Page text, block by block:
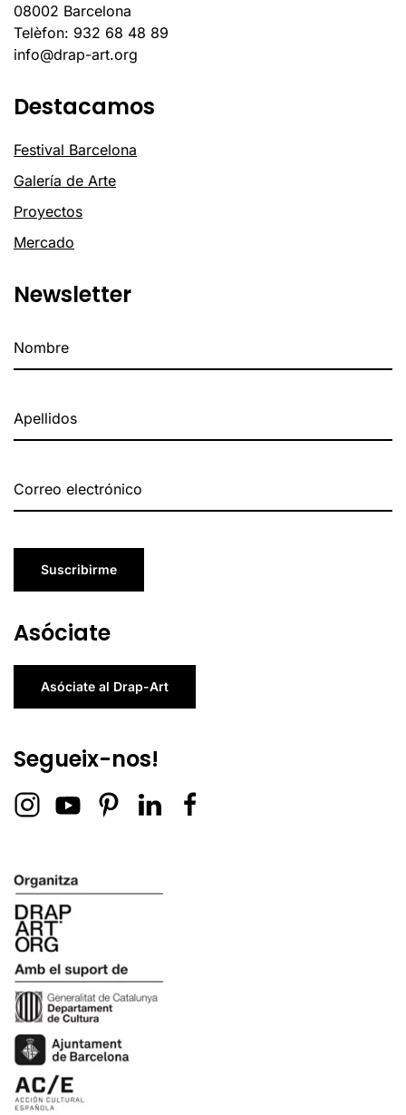
08002 Barcelona
Telèfon: 932 68 48 89
info@drap-art.org
Destacamos
Festival Barcelona
Galería de Arte
Proyectos
Mercado
Newsletter
Suscribirme
Asóciate
Asóciate al Drap-Art
Segueix-nos!